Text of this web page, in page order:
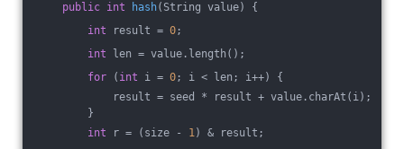
public int hash(String value)
{
int result = 0;
int len = value.length();
for ( int i = 0; i < len; i++) {
result = seed * result + value.charAt(i);
}
int r = (size - 1) & result;